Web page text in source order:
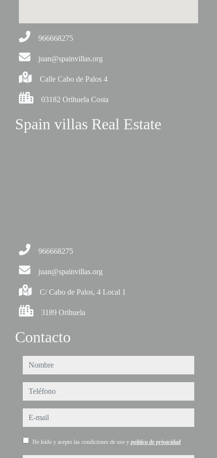
966668275
juan@spainvillas.org
Calle Cabo de Palos 4
03182 Orihuela Costa
Spain villas Real Estate
966668275
juan@spainvillas.org
C/ Cabo de Palos, 4 Local 1
3189 Orihuela
Contacto
nombre
teléfono
e-mail
He leído y acepto las condiciones de uso y política de privacidad